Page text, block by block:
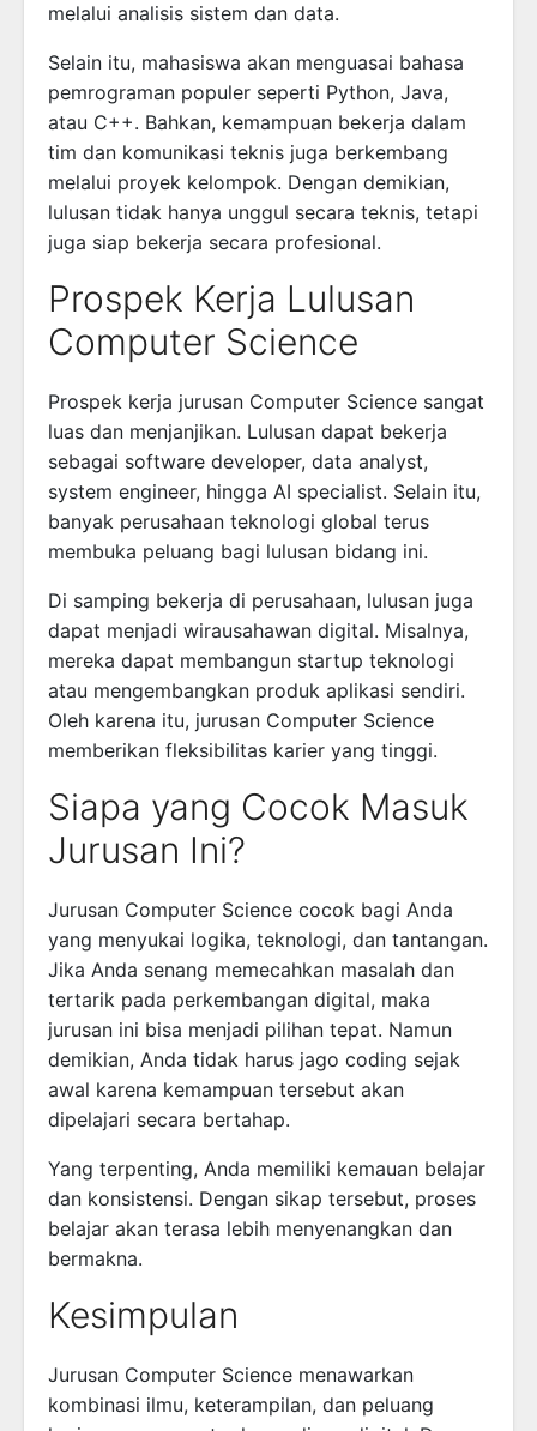
melalui analisis sistem dan data.
Selain itu, mahasiswa akan menguasai bahasa
pemrograman populer seperti Python, Java,
atau C++. Bahkan, kemampuan bekerja dalam
tim dan komunikasi teknis juga berkembang
melalui proyek kelompok. Dengan demikian,
lulusan tidak hanya unggul secara teknis, tetapi
juga siap bekerja secara profesional.
Prospek Kerja Lulusan
Computer Science
Prospek kerja jurusan Computer Science sangat
luas dan menjanjikan. Lulusan dapat bekerja
sebagai software developer, data analyst,
system engineer, hingga AI specialist. Selain itu,
banyak perusahaan teknologi global terus
membuka peluang bagi lulusan bidang ini.
Di samping bekerja di perusahaan, lulusan juga
dapat menjadi wirausahawan digital. Misalnya,
mereka dapat membangun startup teknologi
atau mengembangkan produk aplikasi sendiri.
Oleh karena itu, jurusan Computer Science
memberikan fleksibilitas karier yang tinggi.
Siapa yang Cocok Masuk
Jurusan Ini?
Jurusan Computer Science cocok bagi Anda
yang menyukai logika, teknologi, dan tantangan.
Jika Anda senang memecahkan masalah dan
tertarik pada perkembangan digital, maka
jurusan ini bisa menjadi pilihan tepat. Namun
demikian, Anda tidak harus jago coding sejak
awal karena kemampuan tersebut akan
dipelajari secara bertahap.
Yang terpenting, Anda memiliki kemauan belajar
dan konsistensi. Dengan sikap tersebut, proses
belajar akan terasa lebih menyenangkan dan
bermakna.
Kesimpulan
Jurusan Computer Science menawarkan
kombinasi ilmu, keterampilan, dan peluang